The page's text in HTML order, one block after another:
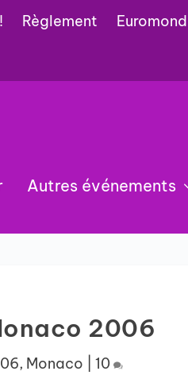
Règlement
Autres événements
2006
, Monaco |10